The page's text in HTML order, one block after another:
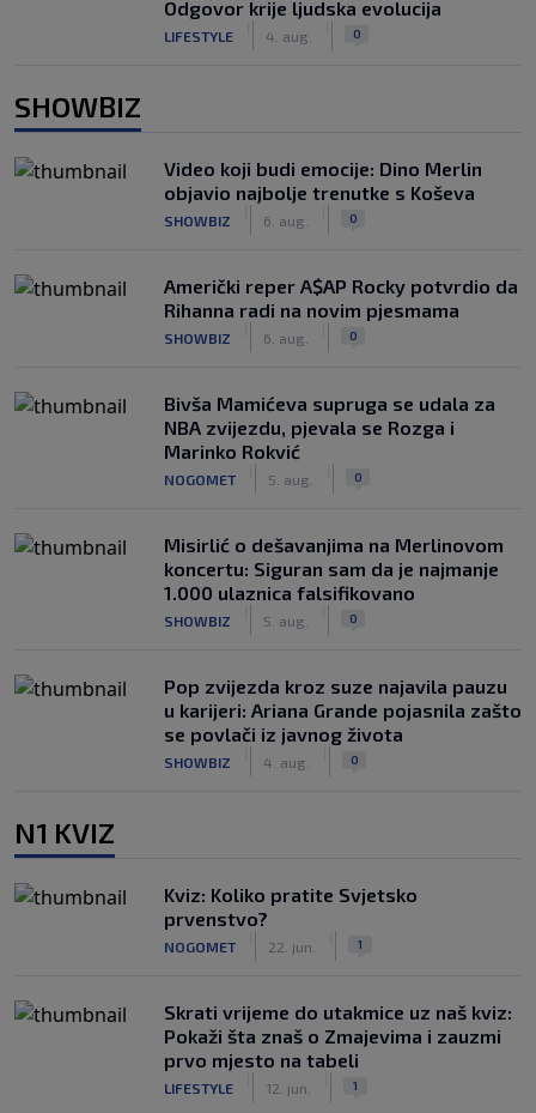
Odgovor krije ljudska evolucija
LIFESTYLE 4. aug. 0
SHOWBIZ
Video koji budi emocije: Dino Merlin
objavio najbolje trenutke s Koševa
SHOWBIZ 6. aug. 0
Američki reper A$AP Rocky potvrdio da
Rihanna radi na novim pjesmama
SHOWBIZ 6. aug. 0
Bivša Mamićeva supruga se udala za
NBA zvijezdu, pjevala se Rozga i
Marinko Rokvić
NOGOMET 5. aug. 0
Misirlić o dešavanjima na Merlinovom
koncertu: Siguran sam da je najmanje
1.000 ulaznica falsifikovano
SHOWBIZ 5. aug. 0
Pop zvijezda kroz suze najavila pauzu
u karijeri: Ariana Grande pojasnila zašto
se povlači iz javnog života
SHOWBIZ 4. aug. 0
N1 KVIZ
Kviz: Koliko pratite Svjetsko
prvenstvo?
NOGOMET 22. jun. 1
Skrati vrijeme do utakmice uz naš kviz:
Pokaži šta znaš o Zmajevima i zauzmi
prvo mjesto na tabeli
LIFESTYLE 12. jun. 1